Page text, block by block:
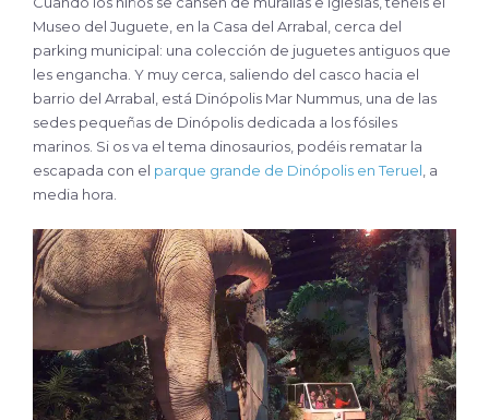
Museo del Juguete, en la Casa del Arrabal, cerca del
parking municipal: una colección de juguetes antiguos que
les engancha. Y muy cerca, saliendo del casco hacia el
barrio del Arrabal, está Dinópolis Mar Nummus, una de las
sedes pequeñas de Dinópolis dedicada a los fósiles
marinos. Si os va el tema dinosaurios, podéis rematar la
escapada con el parque grande de Dinópolis en Teruel , a
media hora.